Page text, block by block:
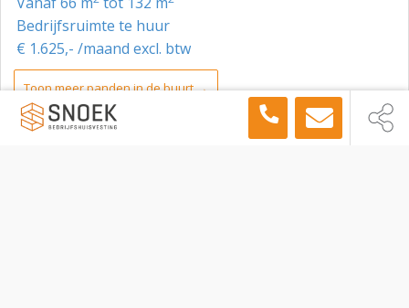
Bedrijfsruimte te huur
€ 1.625,- /maand excl. btw
Toon meer panden in de buurt →